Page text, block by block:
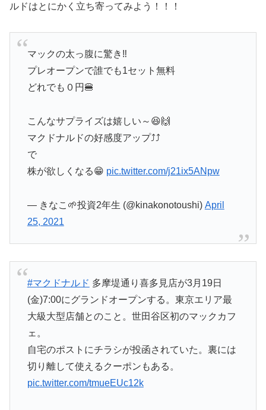
ルドはとにかく立ち寄ってみよう！！！
マックの太っ腹に驚き‼️
プレオープンで誰でも1セット無料
どれでも０円🍔
こんなサプライズは嬉しい～😆🙌
マクドナルドの好感度アップ⤴️⤴️
で
株が欲しくなる😁 pic.twitter.com/j21ix5ANpw
— きなこ🌱投資2年生 (@kinakonotoushi) April
25, 2021
#マクドナルド 多摩堤通り喜多見店が3月19日
(金)7:00にグランドオープンする。東京エリア最
大級大型店舗とのこと。世田谷区初のマックカフ
ェ。
自宅のポストにチラシが投函されていた。裏には
切り離して使えるクーポンもある。
pic.twitter.com/tmueEUc12k